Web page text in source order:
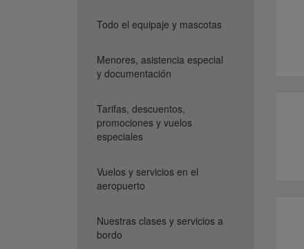
Todo el equipaje y mascotas
Menores, asistencia especial
y documentación
Tarifas, descuentos,
promociones y vuelos
especiales
Vuelos y servicios en el
aeropuerto
Nuestras clases y servicios a
bordo